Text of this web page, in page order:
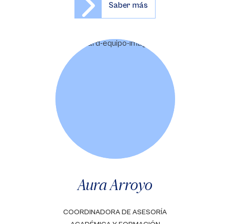
Saber más
Aura Arroyo
COORDINADORA DE ASESORÍA